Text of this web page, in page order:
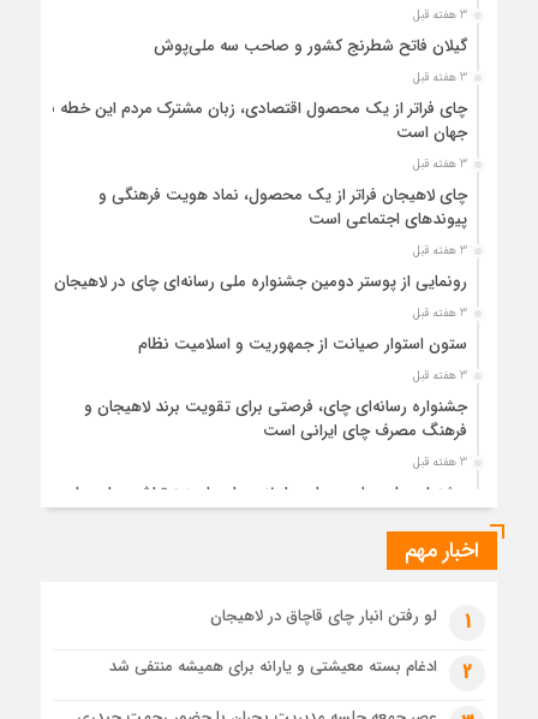
3 هفته قبل
گیلان فاتح شطرنج کشور و صاحب سه ملی‌پوش
3 هفته قبل
چای فراتر از یک محصول اقتصادی، زبان مشترک مردم این خطه با
جهان است
3 هفته قبل
چای لاهیجان فراتر از یک محصول، نماد هویت فرهنگی و
پیوندهای اجتماعی است
3 هفته قبل
رونمایی از پوستر دومین جشنواره ملی رسانه‌ای چای در لاهیجان
3 هفته قبل
ستون استوار صیانت از جمهوریت و اسلامیت نظام
3 هفته قبل
جشنواره رسانه‌ای چای، فرصتی برای تقویت برند لاهیجان و
فرهنگ مصرف چای ایرانی است
3 هفته قبل
جشنواره ملی چای، حمایت از لاهیجان یا هزینه‌تراشی برای چای
1 ماه قبل
1 ماه قبل
رئوف
اخبار مهم
1 لو رفتن انبار چای قاچاق در لاهیجان
2 ادغام بسته معیشتی و یارانه برای همیشه منتفی شد